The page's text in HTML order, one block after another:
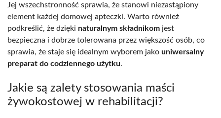
Jej wszechstronność sprawia, że stanowi niezastąpiony
element każdej domowej apteczki. Warto również
podkreślić, że dzięki naturalnym składnikom jest
bezpieczna i dobrze tolerowana przez większość osób, co
sprawia, że staje się idealnym wyborem jako uniwersalny
preparat do codziennego użytku.
Jakie są zalety stosowania maści
żywokostowej w rehabilitacji?